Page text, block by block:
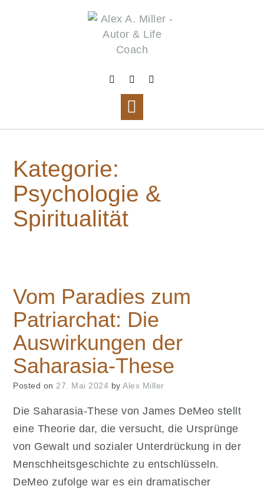
Kategorie:
Psychologie &
Spiritualität
Vom Paradies zum
Patriarchat: Die
Auswirkungen der
Saharasia-These
Posted on 27. Mai 2024 by Alex Miller
Die Saharasia-These von James DeMeo stellt
eine Theorie dar, die versucht, die Ursprünge
von Gewalt und sozialer Unterdrückung in der
Menschheitsgeschichte zu entschlüsseln.
DeMeo zufolge war es ein dramatischer